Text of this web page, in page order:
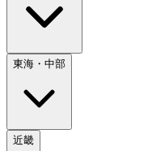
東海・中部
近畿